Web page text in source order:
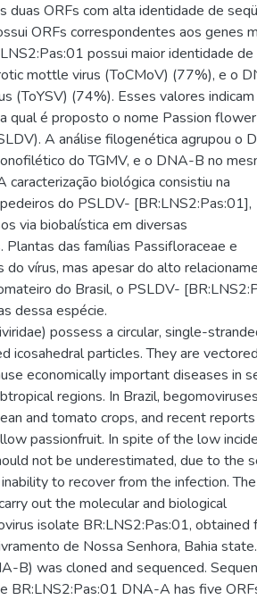
duas ORFs com alta identidade de
ORFs correspondentes aos genes
possui maior identidade de
mottle virus (ToCMoV) (77%), e o
(ToYSV) (74%). Esses valores
qual é proposto o nome Passion flower
A análise filogenética agrupou o
do TGMV, e o DNA-B no
caracterização biológica consistiu na
do PSLDV- [BR:LNS2:Pas:01],
via biobalística em diversas
das famílias Passifloraceae e
do vírus, mas apesar do alto
do Brasil, o PSLDV-
dessa espécie.
possess a circular, single-
icosahedral particles. They are
economically important diseases in
regions. In Brazil,
and tomato crops, and recent
passionfruit. In spite of the low
not be underestimated, due to the
to recover from the infection. The
out the molecular and biological
isolate BR:LNS2:Pas:01, obtained
de Nossa Senhora, Bahia
B) was cloned and sequenced.
BR:LNS2:Pas:01 DNA-A has five